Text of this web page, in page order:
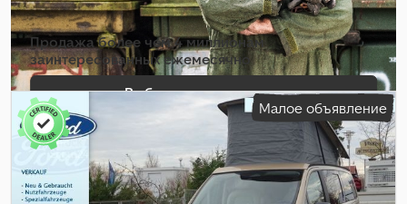
Продажа более чем 4 миллионам
заинтересованных ежемесячно
Выбрать пакет дилера
Создать отдельное объявление
Малое объявление